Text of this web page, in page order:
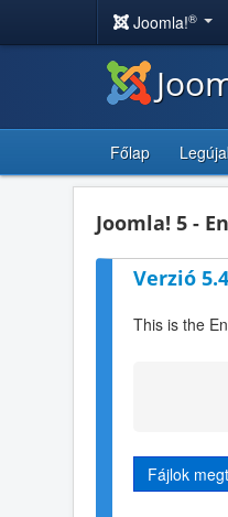
Joomla!®
Főlap
Joomla! 5 -
Verzió
This is the
Fájlok